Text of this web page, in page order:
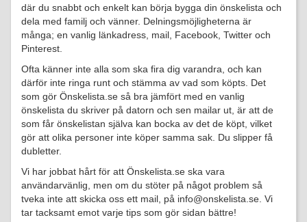
där du snabbt och enkelt kan börja bygga din önskelista och
dela med familj och vänner. Delningsmöjligheterna är
många; en vanlig länkadress, mail, Facebook, Twitter och
Pinterest.
Ofta känner inte alla som ska fira dig varandra, och kan
därför inte ringa runt och stämma av vad som köpts. Det
som gör Önskelista.se så bra jämfört med en vanlig
önskelista du skriver på datorn och sen mailar ut, är att de
som får önskelistan själva kan bocka av det de köpt, vilket
gör att olika personer inte köper samma sak. Du slipper få
dubletter.
Vi har jobbat hårt för att Önskelista.se ska vara
användarvänlig, men om du stöter på något problem så
tveka inte att skicka oss ett mail, på info@onskelista.se. Vi
tar tacksamt emot varje tips som gör sidan bättre!